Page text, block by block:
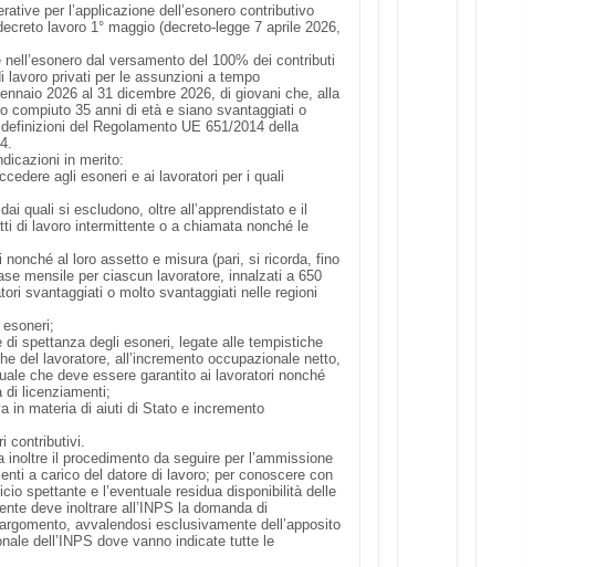
per l’applicazione dell’esonero contributivo
lavoro 1° maggio (decreto-legge 7 aprile 2026,
dal versamento del 100% dei contributi
lavoro privati per le assunzioni a tempo
2026 al 31 dicembre 2026, di giovani che, alla
compiuto 35 anni di età e siano svantaggiati o
del Regolamento UE 651/2014 della
in merito:
agli esoneri e ai lavoratori per i quali
quali si escludono, oltre all’apprendistato e il
di lavoro intermittente o a chiamata nonché le
nonché al loro assetto e misura (pari, si ricorda, fino
mensile per ciascun lavoratore, innalzati a 650
svantaggiati o molto svantaggiati nelle regioni
spettanza degli esoneri, legate alle tempistiche
del lavoratore, all’incremento occupazionale netto,
che deve essere garantito ai lavoratori nonché
di licenziamenti;
in materia di aiuti di Stato e incremento
contributivi.
inoltre il procedimento da seguire per l’ammissione
a carico del datore di lavoro; per conoscere con
spettante e l’eventuale residua disponibilità delle
deve inoltrare all’INPS la domanda di
avvalendosi esclusivamente dell’apposito
dell’INPS dove vanno indicate tutte le